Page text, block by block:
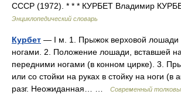
СССР (1972). * * * КУРБЕТ Владимир
Энциклопедический словарь
Курбет — I м. 1. Прыжок верховой лошади
ногами. 2. Положение лошади, вставшей
передними ногами (в конном цирке). 3.
или со стойки на руках в стойку на ноги (в
разг. Неожиданная… …
Современный